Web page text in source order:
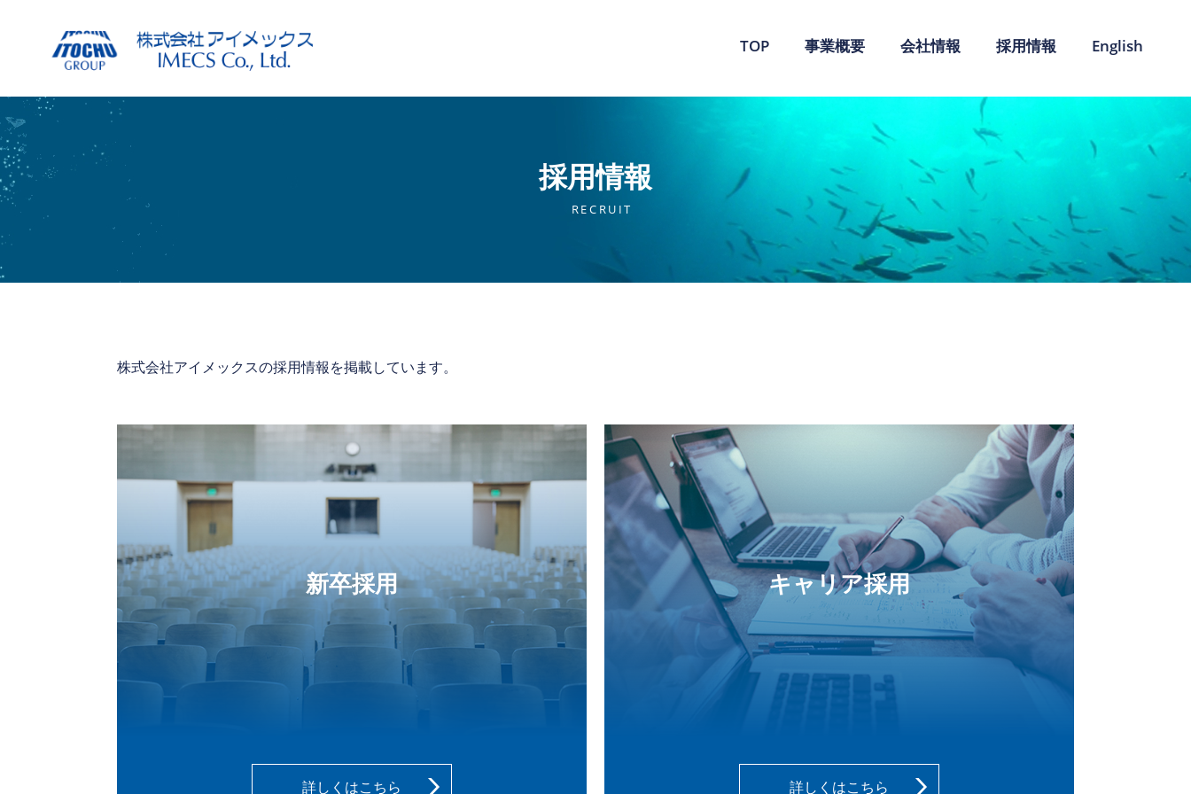
TOP 事業概要 会社情報 採用情報 English
RECRUIT
採用情報
株式会社アイメックスの採用情報を掲載しています。
新卒採用
詳しくはこちら
キャリア採用
詳しくはこちら